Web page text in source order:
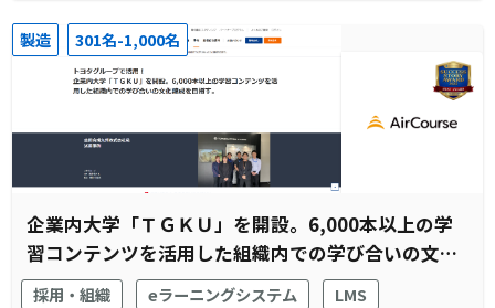
製造 301名-1,000名
企業内大学「ＴＧＫＵ」を開設。6,000本以上の学
習コンテンツを活用した組織内での学び合いの文化
醸成を目指す。
採用・組織 eラーニングシステム
LMS